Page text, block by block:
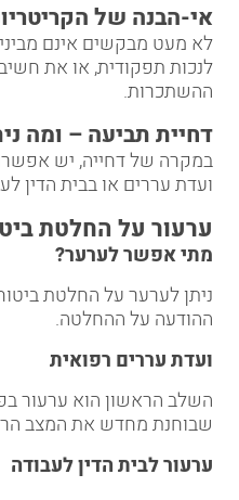
אי-הבנה של
לא מעט מבקשים אינם
לנכות תפקודית, או את
ההשתכרות.
דחיית תביעה – ומה
במקרה של דחייה, יש
ועדת עררים או בבית הדין
ערעור על החלטת
מתי אפשר לערער?
ההודעה על ההחלטה.
ועדת עררים רפואית
השלב הראשון הוא ערעור
שבוחנת מחדש את המצב
ערעור לבית הדין לעבודה